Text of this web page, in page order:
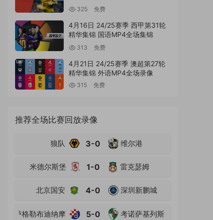
325 免费
4月16日 24/25赛季 西甲第31轮
精华集锦 国语MP4全场集锦
313 免费
4月21日 24/25赛季 澳超第27轮
精华集锦 外语MP4全场录像
315 免费
推荐全场比赛回放录像
狼队 3-0 维尔港
米德尔斯堡 1-0 雷克瑟姆
北京国安 4-0 深圳新鹏城
萨格勒布迪纳摩 5-0 考诺萨基列斯